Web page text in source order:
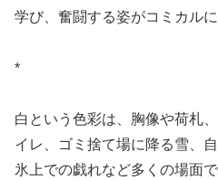
学び、奮闘する姿がコミカルに
*
白という色彩は、胸像や荷札
イレ、ゴミ捨て場に降る雪、
氷上での戯れなど多くの場面